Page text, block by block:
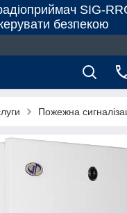
SIG-
безпекою
Пожежна